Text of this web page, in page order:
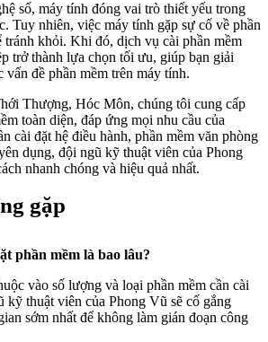
số, máy tính đóng vai trò thiết yếu trong
Tuy nhiên, việc máy tính gặp sự cố về phần
tránh khỏi. Khi đó, dịch vụ cài phần mềm
trở thành lựa chọn tối ưu, giúp bạn giải
vấn đề phần mềm trên máy tính.
Thượng, Hóc Môn, chúng tôi cung cấp
toàn diện, đáp ứng mọi nhu cầu của
cài đặt hệ điều hành, phần mềm văn phòng
dụng, đội ngũ kỹ thuật viên của Phong
nhanh chóng và hiệu quả nhất.
gặp
phần mềm là bao lâu?
vào số lượng và loại phần mềm cần cài
kỹ thuật viên của Phong Vũ sẽ cố gắng
sớm nhất để không làm gián đoạn công